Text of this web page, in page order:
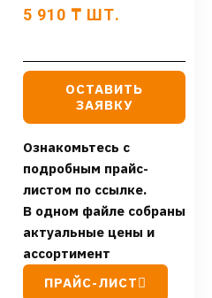
5 910 ₸ ШТ.
ОСТАВИТЬ
ЗАЯВКУ
Ознакомьтесь с
подробным прайс-
листом по ссылке.
В одном файле собраны
актуальные цены и
ассортимент
ПРАЙС-ЛИСТ